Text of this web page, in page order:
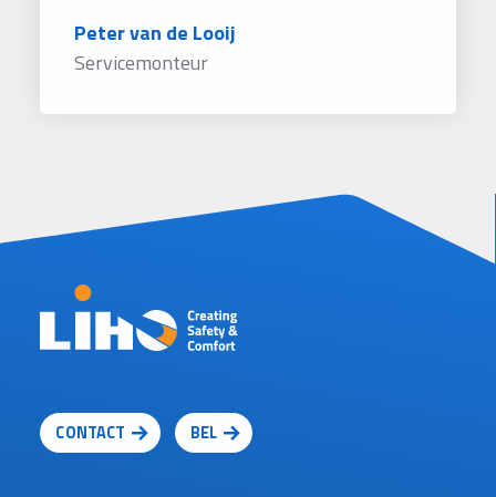
Peter van de Looij
Servicemonteur
CONTACT BEL